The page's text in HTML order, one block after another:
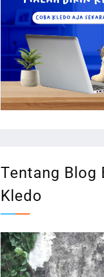
Tentang Blog
Kledo